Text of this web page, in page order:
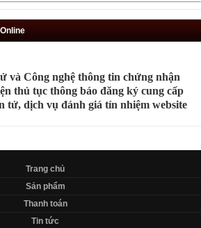
và Công nghệ thông tin chứng nhận
thủ tục thông báo đăng ký cung cấp
tử, dịch vụ đánh giá tín nhiệm website
Trang chủ
Sản phẩm
Thanh toán
Tin tức